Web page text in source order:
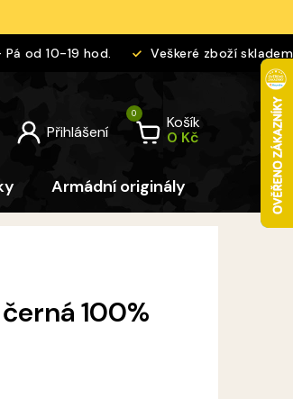
od 10-19 hod. Veškeré zboží skladem
Košík
Armádní originály Pro děti
100%